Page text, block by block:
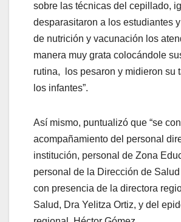
sobre las técnicas del cepillado,
desparasitaron a los estudiantes
de nutrición y vacunación los
manera muy grata colocándole
rutina, los pesaron y midieron su
los infantes”.
Así mismo, puntualizó que “se
acompañamiento del personal
institución, personal de Zona
personal de la Dirección de
con presencia de la directora
Salud, Dra Yelitza Ortiz, y del